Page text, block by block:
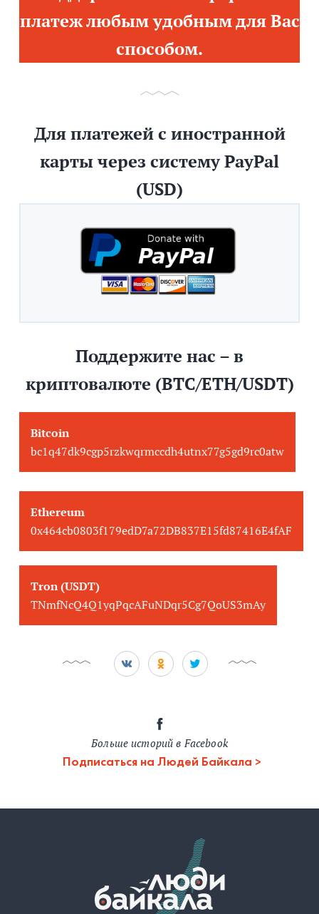
платеж любым удобным для Вас
способом.
Для платежей с иностранной
карты через систему PayPal
(USD)
Поддержите нас – в
криптовалюте (BTC/ETH/USDT)
Bitcoin
bc1q47dk9cgp5rzkwqrmccdh4utnx77g5gd9rc0atw
Ethereum
0x464cb0803f179edD7a72DB837E15fd87416E4fAF
Tron (USDT)
TNmfNcQ4Q1yqPqcAFuNDqr5Cg7QoUS3mAy
Больше историй в Facebook
Подписаться на Людей Байкала